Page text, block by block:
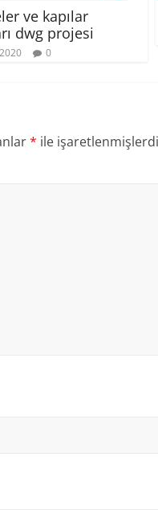
ve kapılar
dwg projesi
0
* ile